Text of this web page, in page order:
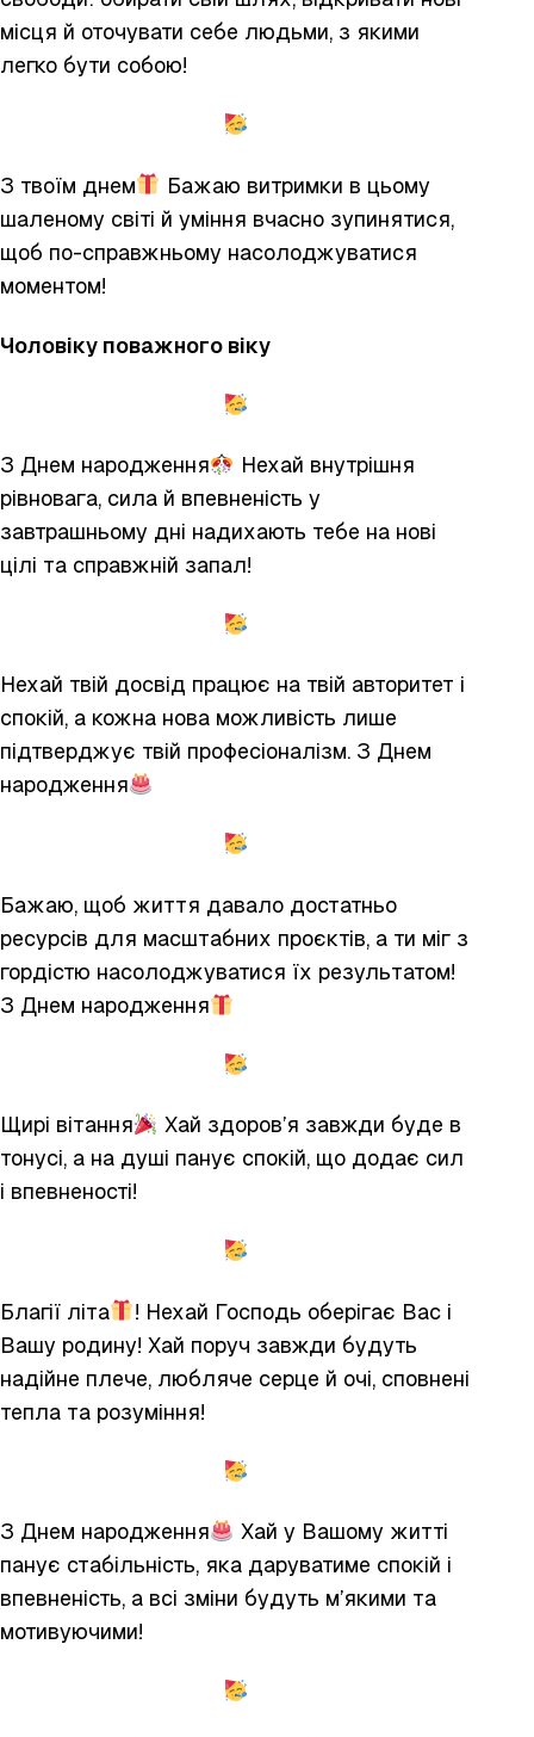
місця й оточувати себе людьми, з якими
легко бути собою!
З твоїм днем
Бажаю витримки в цьому
шаленому світі й уміння вчасно зупинятися,
щоб по-справжньому насолоджуватися
моментом!
Чоловіку поважного віку
З Днем народження
Нехай внутрішня
рівновага, сила й впевненість у
завтрашньому дні надихають тебе на нові
цілі та справжній запал!
Нехай твій досвід працює на твій авторитет і
спокій, а кожна нова можливість лише
підтверджує твій професіоналізм. З Днем
народження
Бажаю, щоб життя давало достатньо
ресурсів для масштабних проєктів, а ти міг з
гордістю насолоджуватися їх результатом!
З Днем народження
Щирі вітання
Хай здоров’я завжди буде в
тонусі, а на душі панує спокій, що додає сил
і впевненості!
Благії літа
! Нехай Господь оберігає Вас і
Вашу родину! Хай поруч завжди будуть
надійне плече, любляче серце й очі, сповнені
тепла та розуміння!
З Днем народження
Хай у Вашому житті
панує стабільність, яка даруватиме спокій і
впевненість, а всі зміни будуть м’якими та
мотивуючими!